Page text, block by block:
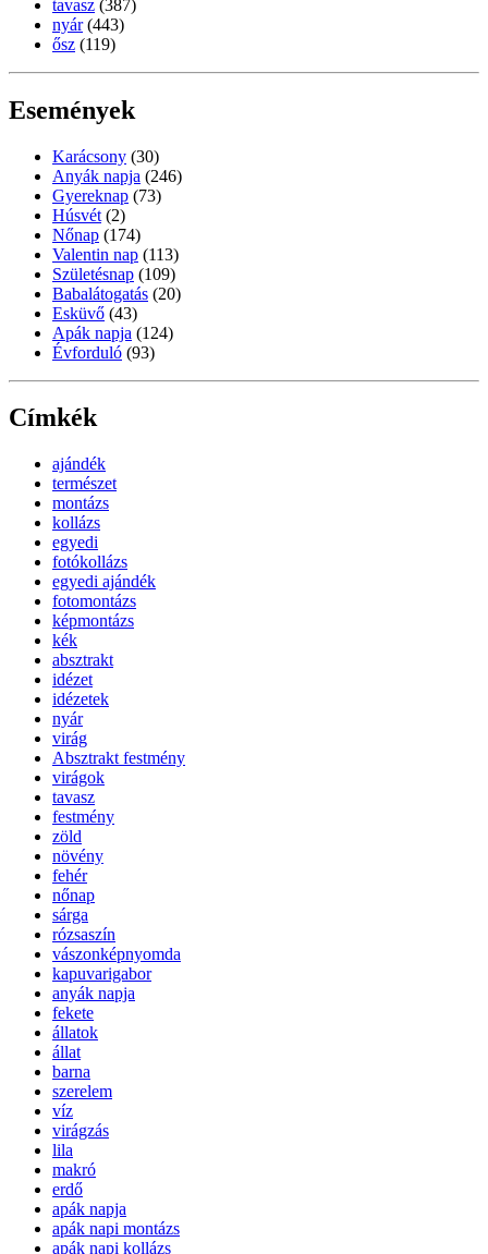
tavasz (387)
nyár (443)
ősz (119)
Események
Karácsony (30)
Anyák napja (246)
Gyereknap (73)
Húsvét (2)
Nőnap (174)
Valentin nap (113)
Születésnap (109)
Babalátogatás (20)
Esküvő (43)
Apák napja (124)
Évforduló (93)
Címkék
ajándék
természet
montázs
kollázs
egyedi
fotókollázs
egyedi ajándék
fotomontázs
képmontázs
kék
absztrakt
idézet
idézetek
nyár
virág
Absztrakt festmény
virágok
tavasz
festmény
zöld
növény
fehér
nőnap
sárga
rózsaszín
vászonképnyomda
kapuvarigabor
anyák napja
fekete
állatok
állat
barna
szerelem
víz
virágzás
lila
makró
erdő
apák napja
apák napi montázs
apák napi kollázs